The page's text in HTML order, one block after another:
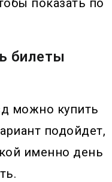
показать по
билеты
можно купить
подойдет,
именно день